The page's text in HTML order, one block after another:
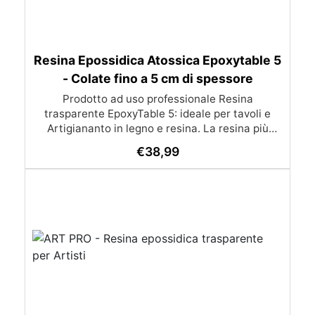
Resina Epossidica Atossica Epoxytable 5
- Colate fino a 5 cm di spessore
Prodotto ad uso professionale Resina
trasparente EpoxyTable 5: ideale per tavoli e
Artigiananto in legno e resina. La resina più
perfetta per colate di alto spessore fino a 5 cm.
Applicazioni Principali: Realizzazione di tavoli in
monete, pietre, ecc) Colate riempitive in
spessore dentro stampi e cassaforme
Caratteristiche principali: ✅ Bassissima
€38,99